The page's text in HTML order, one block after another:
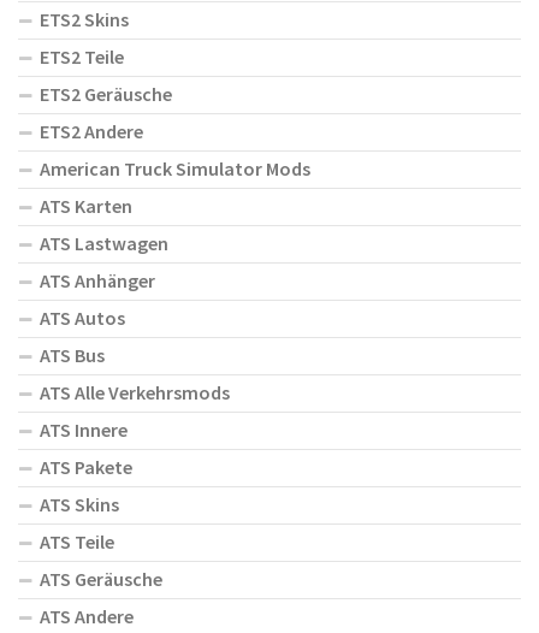
ETS2 Skins
ETS2 Teile
ETS2 Geräusche
ETS2 Andere
American Truck Simulator Mods
ATS Karten
ATS Lastwagen
ATS Anhänger
ATS Autos
ATS Bus
ATS Alle Verkehrsmods
ATS Innere
ATS Pakete
ATS Skins
ATS Teile
ATS Geräusche
ATS Andere